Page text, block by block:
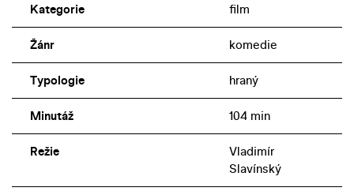
Kategorie film
Žánr komedie
Typologie hraný
Minutáž 104 min
Režie
Vladimír
Slavínský